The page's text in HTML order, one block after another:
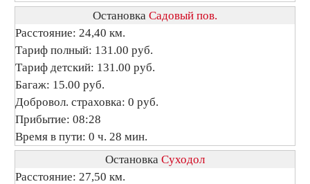
Остановка Садовый пов.
Расстояние: 24,40 км.
Тариф полный: 131.00 руб.
Тариф детский: 131.00 руб.
Багаж: 15.00 руб.
Добровол. страховка: 0 руб.
Прибытие: 08:28
Время в пути: 0 ч. 28 мин.
Остановка Суходол
Расстояние: 27,50 км.